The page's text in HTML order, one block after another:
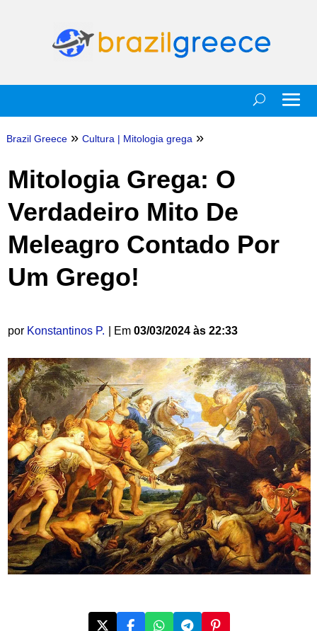
Brazil Greece » Cultura | Mitologia grega »
Mitologia Grega: O
Verdadeiro Mito De
Meleagro Contado Por
Um Grego!
por Konstantinos P. | Em 03/03/2024 às 22:33